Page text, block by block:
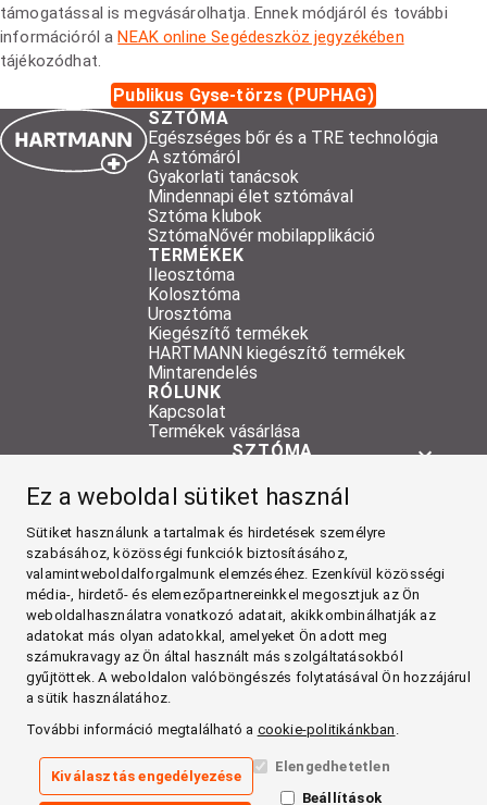
Ez a weboldal sütiket használ
Sütiket használunk a tartalmak és hirdetések személyre
szabásához, közösségi funkciók biztosításához,
valamintweboldalforgalmunk elemzéséhez. Ezenkívül közösségi
média-, hirdető- és elemezőpartnereinkkel megosztjuk az Ön
weboldalhasználatra vonatkozó adatait, akikkombinálhatják az
adatokat más olyan adatokkal, amelyeket Ön adott meg
számukravagy az Ön által használt más szolgáltatásokból
gyűjtöttek. A weboldalon valóböngészés folytatásával Ön hozzájárul
a sütik használatához.
További információ megtalálható a cookie-politikánkban .
Kiválasztás engedélyezése
Elengedhetetlen
Beállítások
támogatással is megvásárolhatja. Ennek módjáról és további
információról aNEAK online Segédeszköz jegyzékében
tájékozódhat.
Publikus Gyse-törzs (PUPHAG)
SZTÓMA
Egészséges bőr és a TRE technológia
A sztómáról
Gyakorlati tanácsok
Mindennapi élet sztómával
Sztóma klubok
SztómaNővér mobilapplikáció
TERMÉKEK
Ileosztóma
Kolosztóma
Urosztóma
Kiegészítő termékek
HARTMANN kiegészítő termékek
Mintarendelés
RÓLUNK
Kapcsolat
Termékek vásárlása
SZTÓMA
RÓLUNK
Facebook
YouTube
Impresszum
Általános Szerződési Feltételek
Általános Szabályozási Feltételek
Adatkezelési tájékoztató
Megfelelőség